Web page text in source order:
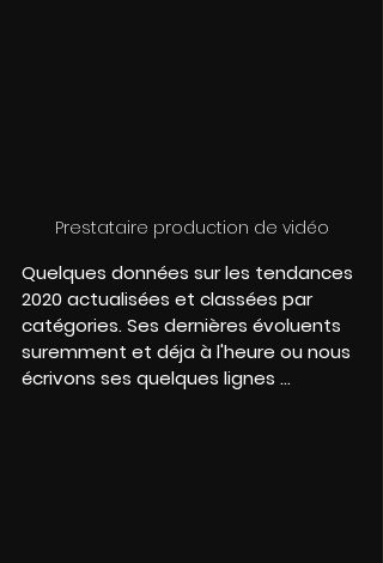
Prestataire production de vidéo
Quelques données sur les tendances
2020 actualisées et classées par
catégories. Ses dernières évoluents
suremment et déja à l'heure ou nous
écrivons ses quelques lignes ...